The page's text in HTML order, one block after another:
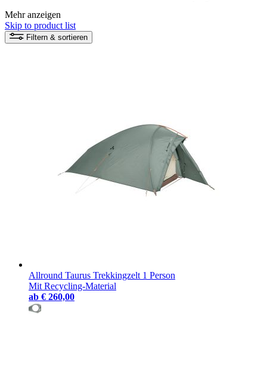
umweltfreundlichen Materialien hergestellt um die Natur zu
schonen. Optimiere deine Camping-Zeit mit Zelten, die nicht nur
praktisch und komfortabel sind, sondern auch
Mehr anzeigen
Skip to product list
Filtern & sortieren
Allround Taurus Trekkingzelt 1 Person
Mit Recycling-Material
ab € 260,00